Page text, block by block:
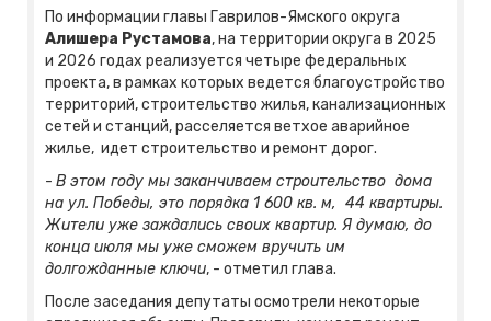
По информации главы Гаврилов-Ямского округа
Алишера Рустамова, на территории округа в 2025
и 2026 годах реализуется четыре федеральных
проекта, в рамках которых ведется благоустройство
территорий, строительство жилья, канализационных
сетей и станций, расселяется ветхое аварийное
жилье, идет строительство и ремонт дорог.
- В этом году мы заканчиваем строительство дома
на ул. Победы, это порядка 1 600 кв. м, 44 квартиры.
Жители уже заждались своих квартир. Я думаю, до
конца июля мы уже сможем вручить им
долгожданные ключи, - отметил глава.
После заседания депутаты осмотрели некоторые